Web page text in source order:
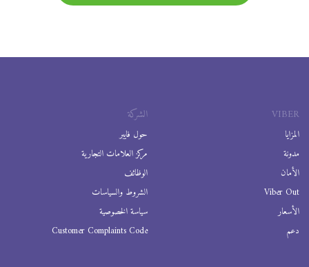
VIBER
المزايا
مدونة
الأمان
Viber Out
الأسعار
دعم
الشركة
حول فايبر
مركز العلامات التجارية
الوظائف
الشروط والسياسات
سياسة الخصوصية
Customer Complaints Code